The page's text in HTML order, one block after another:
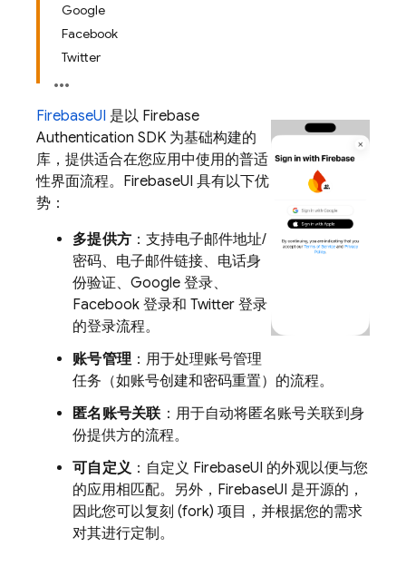
Google
Facebook
Twitter
FirebaseUI 是以 Firebase
Authentication SDK 为基础构建的
库，提供适合在您应用中使用的普适
性界面流程。FirebaseUI 具有以下优
势：
多提供方 ：支持电子邮件地址/
密码、电子邮件链接、电话身
份验证、Google 登录、
Facebook 登录和 Twitter 登录
的登录流程。
账号管理：用于处理账号管理
任务（如账号创建和密码重置）的流程。
匿名账号关联：用于自动将匿名账号关联到身
份提供方的流程。
可自定义 ：自定义 FirebaseUI 的外观以便与您
的应用相匹配。另外，FirebaseUI 是开源的，
因此您可以复刻 (fork) 项目，并根据您的需求
对其进行定制。